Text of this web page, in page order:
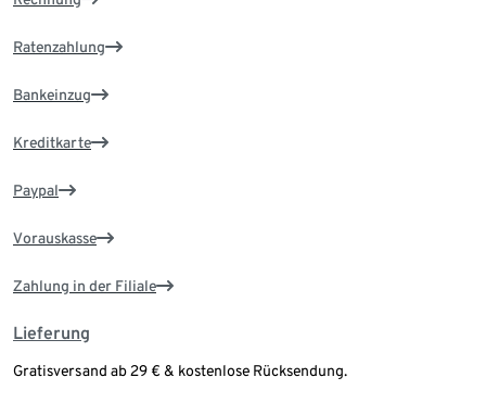
Ratenzahlung
Bankeinzug
Kreditkarte
Paypal
Vorauskasse
Zahlung in der Filiale
Lieferung
Gratisversand ab 29 € & kostenlose Rücksendung.